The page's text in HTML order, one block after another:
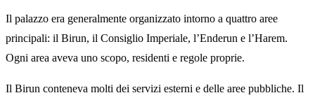
Il palazzo era generalmente organizzato intorno a quattro aree
principali: il Birun, il Consiglio Imperiale, l’Enderun e l’Harem.
Ogni area aveva uno scopo, residenti e regole proprie.
Il Birun conteneva molti dei servizi esterni e delle aree pubbliche. Il